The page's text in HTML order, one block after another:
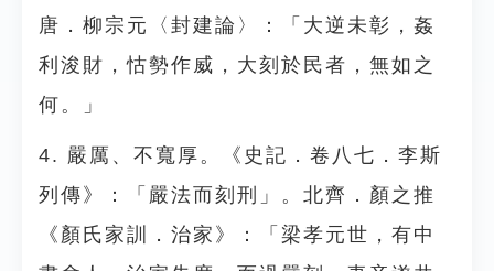
唐．柳宗元〈封建論〉：「大逆未彰，姦
利浚財，怙勢作威，大刻於民者，無如之
何。」
4. 嚴厲、不寬厚。《史記．卷八七．李斯
列傳》：「嚴法而刻刑」。北齊．顏之推
《顏氏家訓．治家》：「梁孝元世，有中